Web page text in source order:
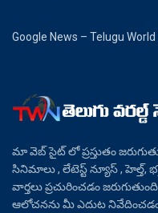
Google News – Telugu World
మా వెబ్ సైట్ లో ప్రస్తుతం
సినిమాలు , లేటెస్ట్ న్యూస్ , హెల్త్,
వార్తలు ప్రచురించడం
ఆలోచనను మీ ఎదుట